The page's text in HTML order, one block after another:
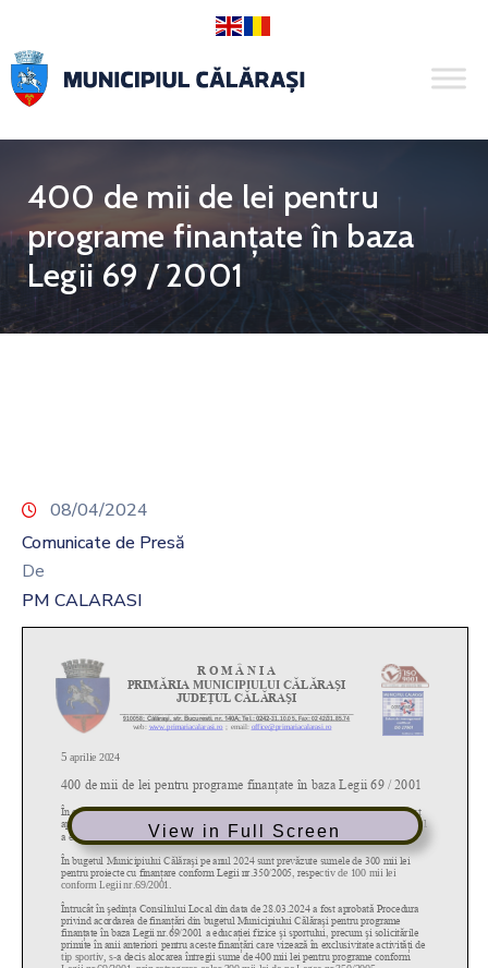
400 de mii de lei pentru
programe finanțate în baza
Legii 69 / 2001
08/04/2024
Comunicate de Presă
De
PM CALARASI
View in Full Screen